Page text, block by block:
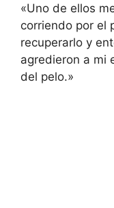
«Uno de ellos
corriendo por el
recuperarlo y
agredieron a mi
del pelo.»